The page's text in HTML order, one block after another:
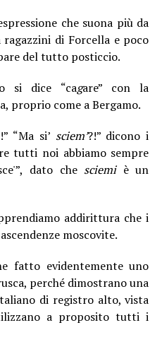
che suona più da
di Forcella e poco
del tutto posticcio.
si dice “cagare” con la
proprio come a Bergamo.
“Ma si’ sciem’?!” dicono i
tutti noi abbiamo sempre
dato che sciemiè un
addirittura che i
moscovite.
fatto evidentemente uno
perché dimostrano una
di registro alto, vista
a proposito tutti i